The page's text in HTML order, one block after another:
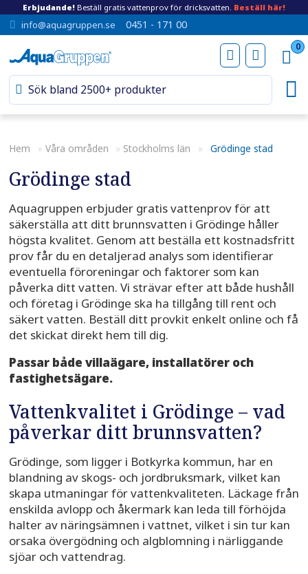
Erbjudande! Beställ gratis vattenprov för dricksvatten. Beställ här!
info@aquagruppen.se 0451 - 171 00
0
Hem » Våra områden » Stockholms län » Grödinge stad
Grödinge stad
Aquagruppen erbjuder gratis vattenprov för att
säkerställa att ditt brunnsvatten i Grödinge håller
högsta kvalitet. Genom att beställa ett kostnadsfritt
prov får du en detaljerad analys som identifierar
eventuella föroreningar och faktorer som kan
påverka ditt vatten. Vi strävar efter att både hushåll
och företag i Grödinge ska ha tillgång till rent och
säkert vatten. Beställ ditt provkit enkelt online och få
det skickat direkt hem till dig.
Passar både villaägare, installatörer och
fastighetsägare.
Vattenkvalitet i Grödinge – vad
påverkar ditt brunnsvatten?
Grödinge, som ligger i Botkyrka kommun, har en
blandning av skogs- och jordbruksmark, vilket kan
skapa utmaningar för vattenkvaliteten. Läckage från
enskilda avlopp och åkermark kan leda till förhöjda
halter av näringsämnen i vattnet, vilket i sin tur kan
orsaka övergödning och algblomning i närliggande
sjöar och vattendrag.